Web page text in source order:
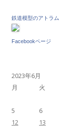
鉄道模型のアトラム
Facebookページ
2023年6月
月
火
5
6
12
13